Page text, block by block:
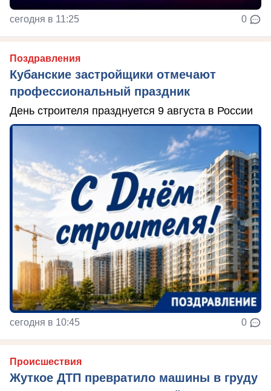
сегодня в 11:25 0
Поздравления
Кубанские застройщики отмечают
профессиональный праздник
День строителя празднуется 9 августа в России
сегодня в 10:45 0
Происшествия
Жуткое ДТП превратило машины в груду